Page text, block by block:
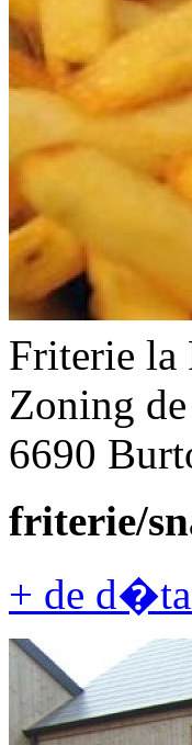
Friterie la
Zoning
6690
friterie/
+ de